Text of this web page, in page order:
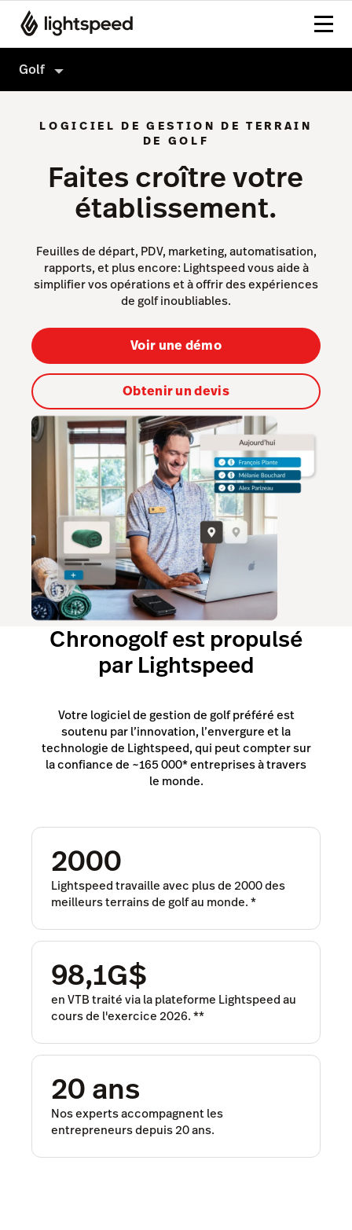
Golf
Feuille de départ
Point de vente
Intelligence d’affaires
Site web & Applications
Matériel
Integrations
LOGICIEL DE GESTION DE TERRAIN
DE GOLF
Faites croître votre
établissement.
Feuilles de départ, PDV, marketing, automatisation,
rapports, et plus encore: Lightspeed vous aide à
simplifier vos opérations et à offrir des expériences
de golf inoubliables.
Voir une démo
Obtenir un devis
Chronogolf est propulsé
par Lightspeed
Votre logiciel de gestion de golf préféré est
soutenu par l’innovation, l’envergure et la
technologie de Lightspeed, qui peut compter sur
la confiance de ~165 000* entreprises à travers
le monde.
2000
Lightspeed travaille avec plus de 2000 des
meilleurs terrains de golf au monde.*
98,1G$
en VTB traité via la plateforme Lightspeed au
cours de l'exercice 2026.**
20 ans
Nos experts accompagnent les
entrepreneurs depuis 20 ans.